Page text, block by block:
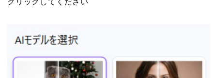
クリックしてください